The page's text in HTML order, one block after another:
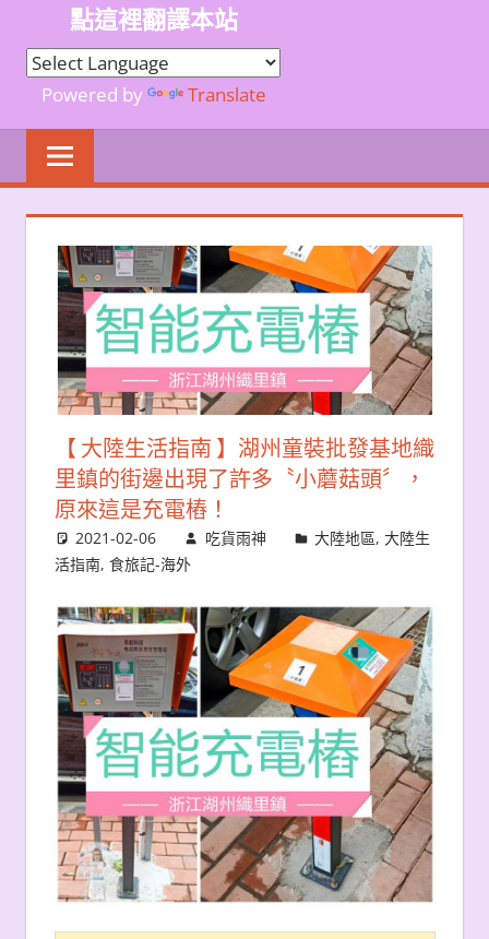
點這裡翻譯本站
Powered by Translate
【 大陸生活指南 】湖州童裝批發基地織
里鎮的街邊出現了許多〝小蘑菇頭〞，
原來這是充電樁！
2021-02-06 吃貨雨神 大陸地區,大陸生
活指南, 食旅記-海外